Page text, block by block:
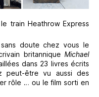
train Heathrow Express
doute chez vous le
britannique Michael
dans 23 livres écrits
peut-être vu aussi des
rôle … ou le film sorti en